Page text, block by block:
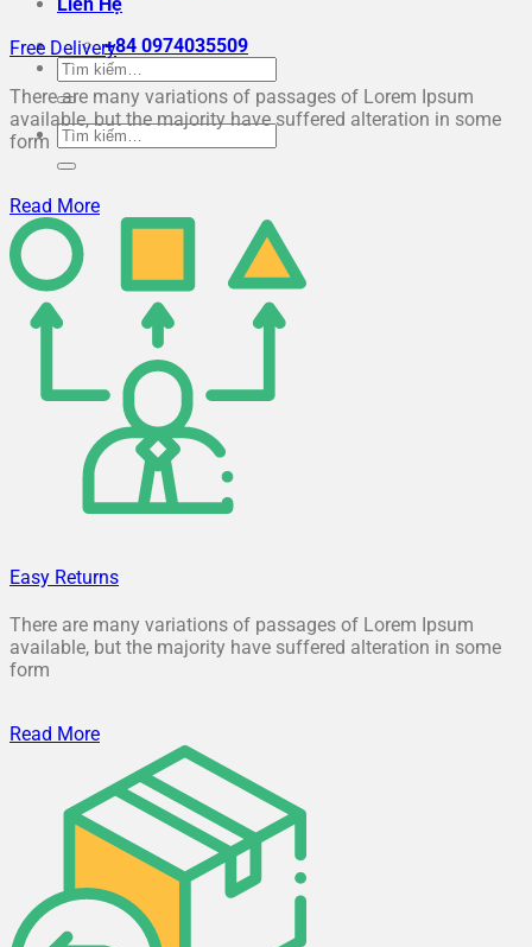
+84 0974035509
Tìm
kiếm:
Tìm
kiếm:
Free Delivery
There are many variations of passages of Lorem Ipsum
available, but the majority have suffered alteration in some
form
Read More
Easy Returns
There are many variations of passages of Lorem Ipsum
available, but the majority have suffered alteration in some
form
Read More